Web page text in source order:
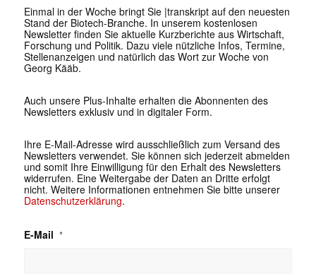
Einmal in der Woche bringt Sie |transkript auf den neuesten
Stand der Biotech-Branche. In unserem kostenlosen
Newsletter finden Sie aktuelle Kurzberichte aus Wirtschaft,
Forschung und Politik. Dazu viele nützliche Infos, Termine,
Stellenanzeigen und natürlich das Wort zur Woche von
Georg Kääb.
Auch unsere Plus-Inhalte erhalten die Abonnenten des
Newsletters exklusiv und in digitaler Form.
Ihre E-Mail-Adresse wird ausschließlich zum Versand des
Newsletters verwendet. Sie können sich jederzeit abmelden
und somit Ihre Einwilligung für den Erhalt des Newsletters
widerrufen. Eine Weitergabe der Daten an Dritte erfolgt
nicht. Weitere Informationen entnehmen Sie bitte unserer
Datenschutzerklärung.
E-Mail *